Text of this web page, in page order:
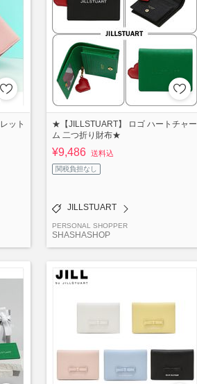
ット
★【JILLSTUART】 ロゴ ハートチャー
ム 二つ折り財布★
¥9,486 送料込
関税負担なし
JILLSTUART
PERSONAL SHOPPER
SHASHASHOP